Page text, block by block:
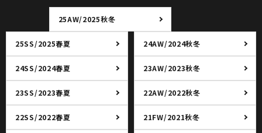
25AW/2025秋冬
25SS/2025春夏 24AW/2024秋冬
24SS/2024春夏 23AW/2023秋冬
23SS/2023春夏 22AW/2022秋冬
22SS/2022春夏 21FW/2021秋冬